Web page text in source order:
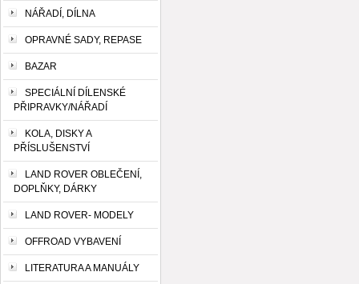
NÁŘADÍ, DÍLNA
OPRAVNÉ SADY, REPASE
BAZAR
SPECIÁLNÍ DÍLENSKÉ
PŘIPRAVKY/NÁŘADÍ
KOLA, DISKY A
PŘÍSLUŠENSTVÍ
LAND ROVER OBLEČENÍ,
DOPLŇKY, DÁRKY
LAND ROVER- MODELY
OFFROAD VYBAVENÍ
LITERATURA A MANUÁLY